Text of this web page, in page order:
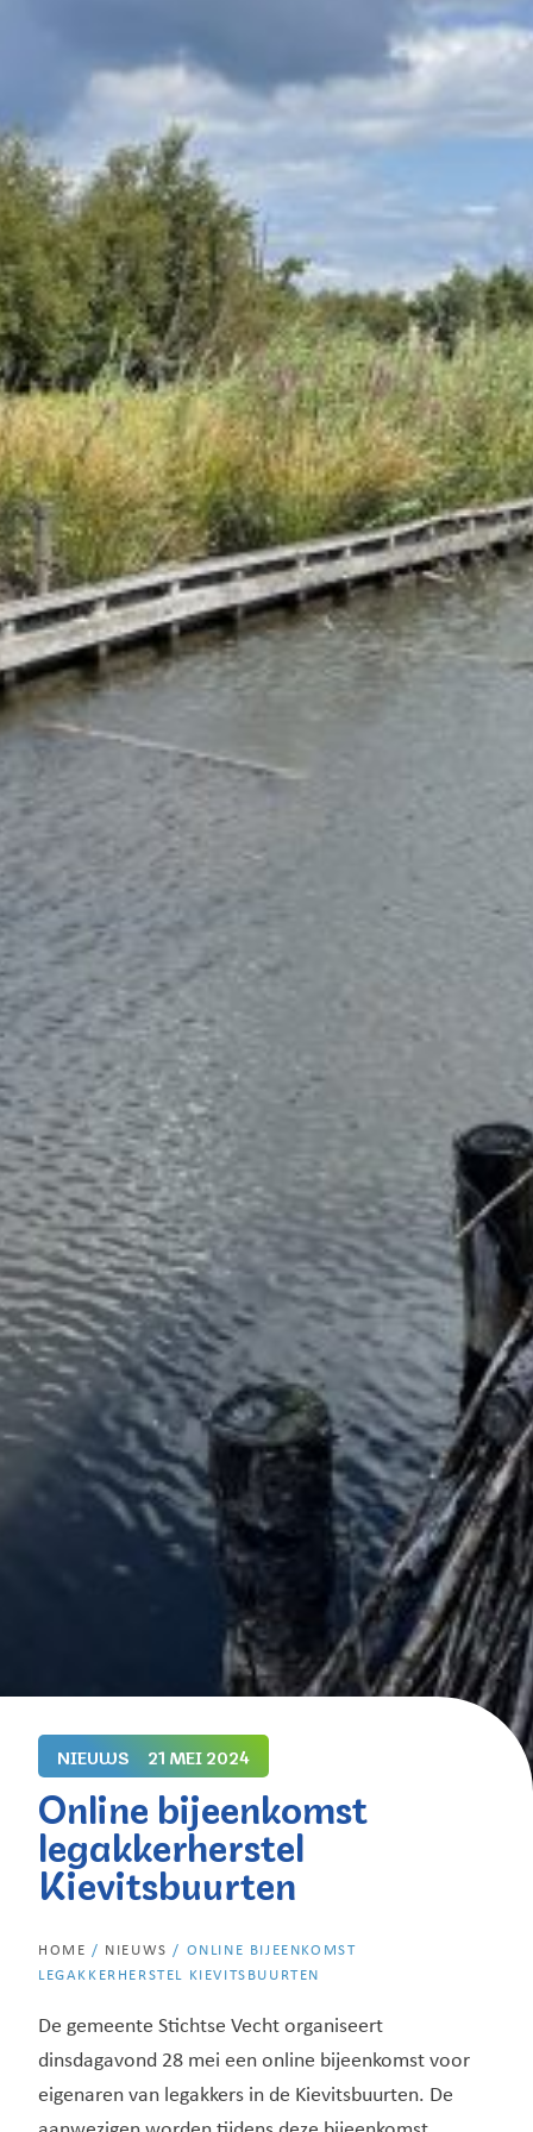
NIEUWS 21 MEI 2024
Online bijeenkomst
legakkerherstel
Kievitsbuurten
HOME / NIEUWS / ONLINE BIJEENKOMST
LEGAKKERHERSTEL KIEVITSBUURTEN
De gemeente Stichtse Vecht organiseert
dinsdagavond 28 mei een online bijeenkomst voor
eigenaren van legakkers in de Kievitsbuurten. De